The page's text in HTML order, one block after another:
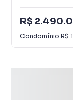
R$
Condomínio R$